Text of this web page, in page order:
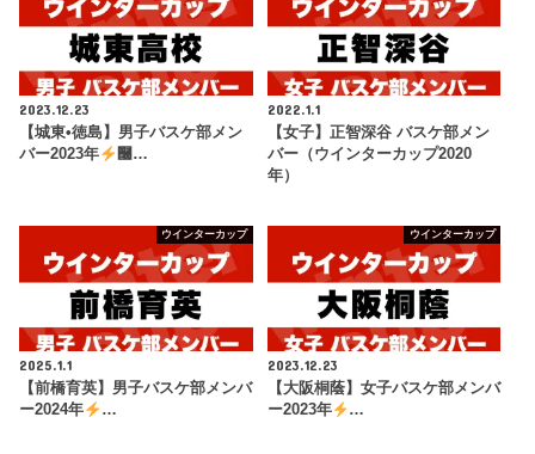
2023.12.23
【城東•徳島】男子バスケ部メン
バー2023年
࿠…
2022.1.1
【女子】正智深谷 バスケ部メン
バー（ウインターカップ2020
年）
ウインターカップ
2025.1.1
【前橋育英】男子バスケ部メンバ
ー2024年
…
ウインターカップ
2023.12.23
【大阪桐蔭】女子バスケ部メンバ
ー2023年
…